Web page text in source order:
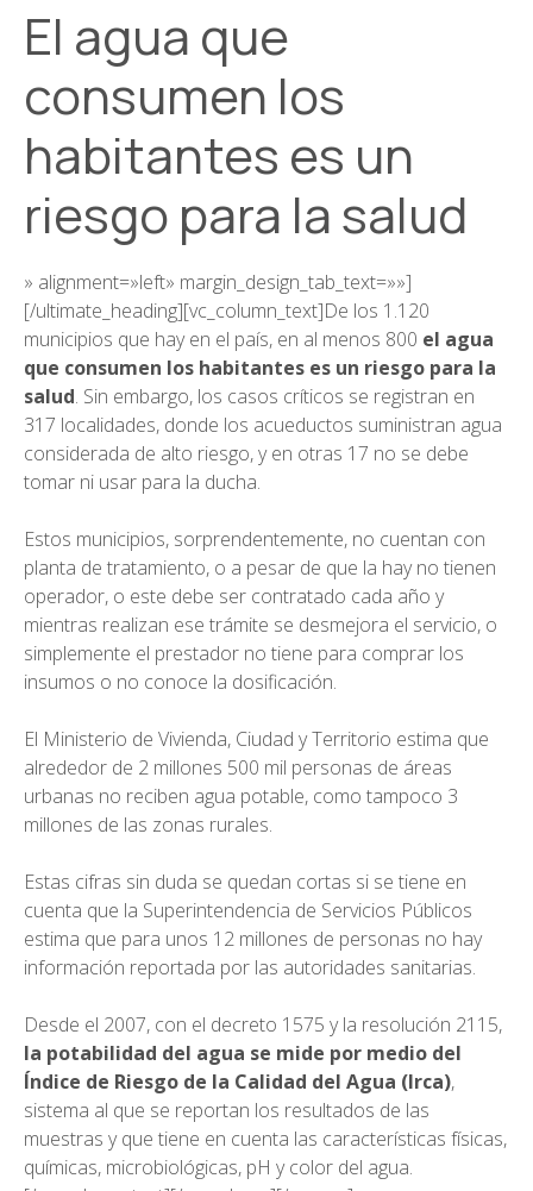
El agua que
consumen los
habitantes es un
riesgo para la salud
» alignment=»left» margin_design_tab_text=»»]
[/ultimate_heading][vc_column_text]De los 1.120
municipios que hay en el país, en al menos 800 el agua
que consumen los habitantes es un riesgo para la
salud. Sin embargo, los casos críticos se registran en
317 localidades, donde los acueductos suministran agua
considerada de alto riesgo, y en otras 17 no se debe
tomar ni usar para la ducha.
Estos municipios, sorprendentemente, no cuentan con
planta de tratamiento, o a pesar de que la hay no tienen
operador, o este debe ser contratado cada año y
mientras realizan ese trámite se desmejora el servicio, o
simplemente el prestador no tiene para comprar los
insumos o no conoce la dosificación.
El Ministerio de Vivienda, Ciudad y Territorio estima que
alrededor de 2 millones 500 mil personas de áreas
urbanas no reciben agua potable, como tampoco 3
millones de las zonas rurales.
Estas cifras sin duda se quedan cortas si se tiene en
cuenta que la Superintendencia de Servicios Públicos
estima que para unos 12 millones de personas no hay
información reportada por las autoridades sanitarias.
Desde el 2007, con el decreto 1575 y la resolución 2115,
la potabilidad del agua se mide por medio del
Índice de Riesgo de la Calidad del Agua (Irca),
sistema al que se reportan los resultados de las
muestras y que tiene en cuenta las características físicas,
químicas, microbiológicas, pH y color del agua.